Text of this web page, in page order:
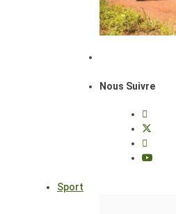
Nous Suivre
Sport